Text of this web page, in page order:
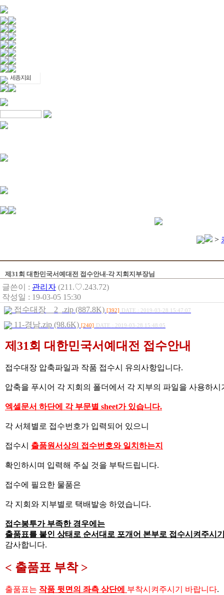
>
제31회 대한민국서예대전 접수안내-각 지회지부장님
글쓴이 : 관리자 (211.♡.243.72)
작성일 : 19-03-05 15:30
접수대장__2_.zip (887.8K) [392] DATE : 2019-03-28 15:47:07
11-경남.zip (98.6K) [240] DATE : 2019-03-28 15:48:05
제31회 대한민국서예대전 접수안내
접수대장 압축파일과 작품 접수시 유의사항입니다.
압축을 푸시어 각 지회의 폴더에서 각 지부의 파일을 사용하시
엑셀문서 하단에 각 부문별 sheet가 있습니다.
각 서체별로 접수번호가 입력되어 있으니
접수시 출품원서상의 접수번호와 일치하는지
확인하시며 입력해 주실 것을 부탁드립니다.
접수에 필요한 물품은
각 지회와 지부별로 택배발송 하였습니다.
접수봉투가 부족한 경우에는
출품표를 붙인 상태로 순서대로 포개어 본부로 접수시켜주시
감사합니다.
< 출품표 부착 >
출품표는 작품 뒷면의 좌측 상단에 부착시켜주시기 바랍니다.